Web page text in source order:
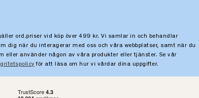
ord.priser vid köp över 499 kr. Vi samlar in och behandlar
dig när du interagerar med oss och våra webbplatser, samt när du
eller använder någon av våra produkter eller tjänster. Se vår
för att läsa om hur vi vårdar dina uppgifter.